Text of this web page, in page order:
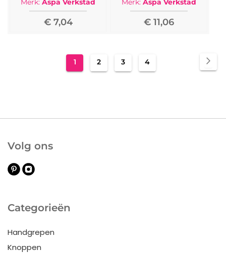
Merk: Aspa Verkstad
€ 7,04
Merk: Aspa Verkstad
€ 11,06
U1 Pagina
2 Pagina
3 Pagina
4
Categorieën
Handgrepen
Knoppen
Volg ons